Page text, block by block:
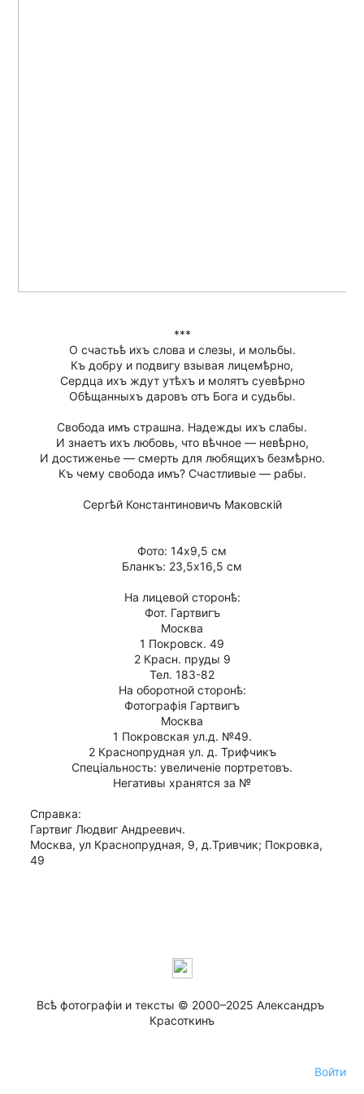
***
О счастьѣ ихъ слова и слезы, и мольбы.
Къ добру и подвигу взывая лицемѣрно,
Сердца ихъ ждут утѣхъ и молятъ суевѣрно
Обѣщанныхъ даровъ отъ Бога и судьбы.
Свобода имъ страшна. Надежды ихъ слабы.
И знаетъ ихъ любовь, что вѣчное — невѣрно,
И достиженье — смерть для любящихъ безмѣрно.
Къ чему свобода имъ? Счастливые — рабы.
Сергѣй Константиновичъ Маковскiй
Фото: 14х9,5 см
Бланкъ: 23,5х16,5 см
На лицевой сторонѣ:
Фот. Гартвигъ
Москва
1 Покровск. 49
2 Красн. пруды 9
Тел. 183-82
На оборотной сторонѣ:
Фотографiя Гартвигъ
Москва
1 Покровская ул.д. №49.
2 Краснопрудная ул. д. Трифчикъ
Спецiальность: увеличенiе портретовъ.
Негативы хранятся за №
Справка:
Гартвиг Людвиг Андреевич.
Москва, ул Краснопрудная, 9, д.Тривчик; Покровка,
49
Всѣ фотографiи и тексты © 2000–2025 Александръ
Красоткинъ
Войти